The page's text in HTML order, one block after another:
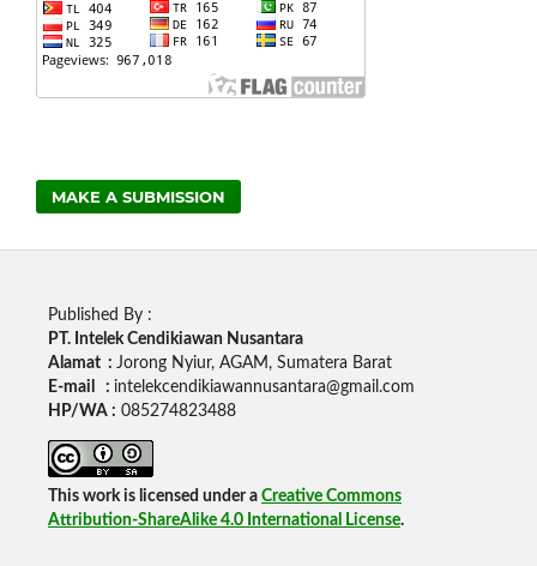
MAKE A SUBMISSION
Published By :
PT. Intelek Cendikiawan Nusantara
Alamat : Jorong Nyiur, AGAM, Sumatera Barat
E-mail : intelekcendikiawannusantara@gmail.com
HP/WA : 085274823488
This work is licensed under a Creative Commons
Attribution-ShareAlike 4.0 International License.